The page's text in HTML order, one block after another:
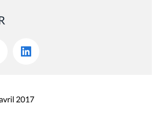
2017